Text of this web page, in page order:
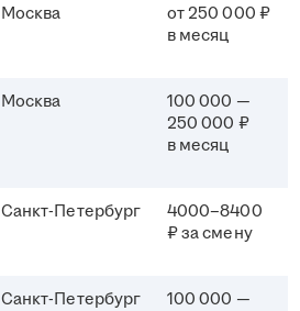
Москва
от 250 000 ₽
в месяц
Москва
100 000 —
250 000 ₽
в месяц
Санкт-Петербург
4000–8400
₽ за смену
Санкт-Петербург
100 000 —